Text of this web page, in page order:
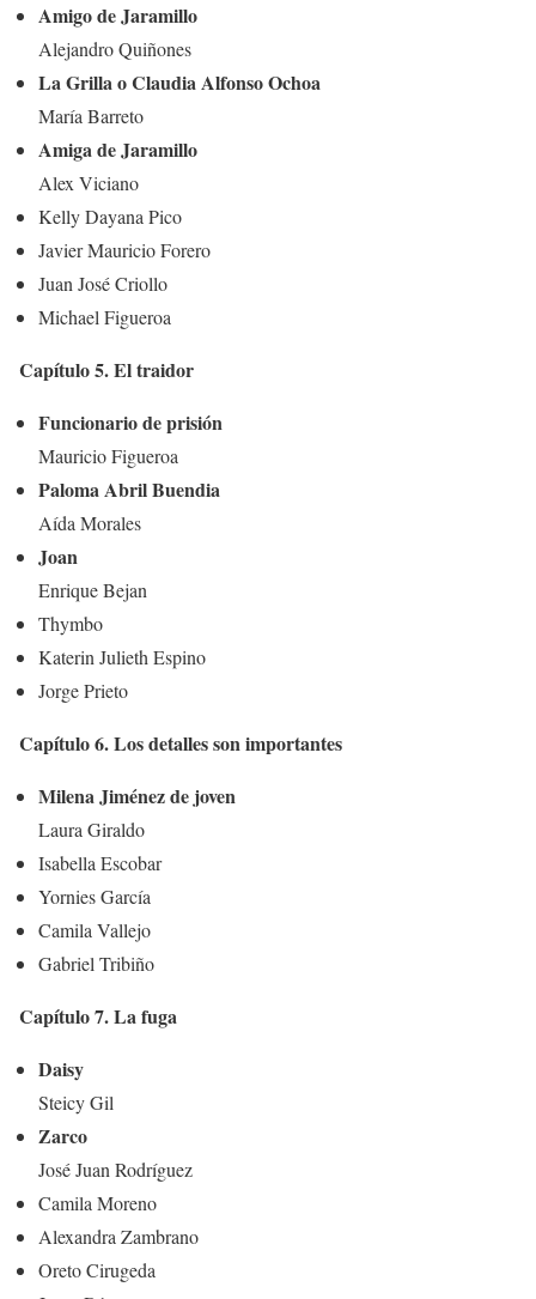
Amigo de Jaramillo
Alejandro Quiñones
La Grilla o Claudia Alfonso Ochoa
María Barreto
Amiga de Jaramillo
Alex Viciano
Kelly Dayana Pico
Javier Mauricio Forero
Juan José Criollo
Michael Figueroa
Capítulo 5. El traidor
Funcionario de prisión
Mauricio Figueroa
Paloma Abril Buendia
Aída Morales
Joan
Enrique Bejan
Thymbo
Katerin Julieth Espino
Jorge Prieto
Capítulo 6. Los detalles son importantes
Milena Jiménez de joven
Laura Giraldo
Isabella Escobar
Yornies García
Camila Vallejo
Gabriel Tribiño
Capítulo 7. La fuga
Daisy
Steicy Gil
Zarco
José Juan Rodríguez
Camila Moreno
Alexandra Zambrano
Oreto Cirugeda